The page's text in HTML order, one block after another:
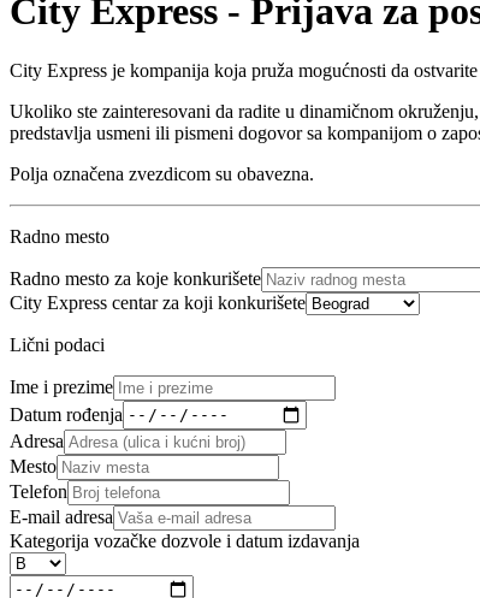
City Express - Prijava za
City Express je kompanija koja pruža mogućnosti da
Ukoliko ste zainteresovani da radite u dinamičnom
predstavlja usmeni ili pismeni dogovor sa kompanijom o
Polja označena zvezdicom su obavezna.
Radno mesto
Radno mesto za koje konkurišete
City Express centar za koji konkurišete
Lični podaci
Ime i prezime
Datum rođenja
Adresa
Mesto
Telefon
E-mail adresa
Kategorija vozačke dozvole i datum izdavanja